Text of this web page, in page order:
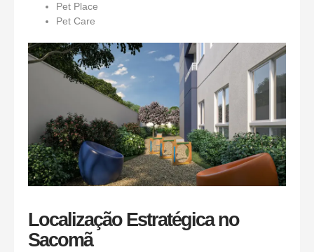
Pet Place
Pet Care
Localização Estratégica no
Sacomã